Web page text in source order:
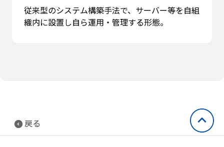
従来型のシステム構築手法で、サーバー等を自組
織内に設置し自ら運用・管理する形態。
戻る
戻る